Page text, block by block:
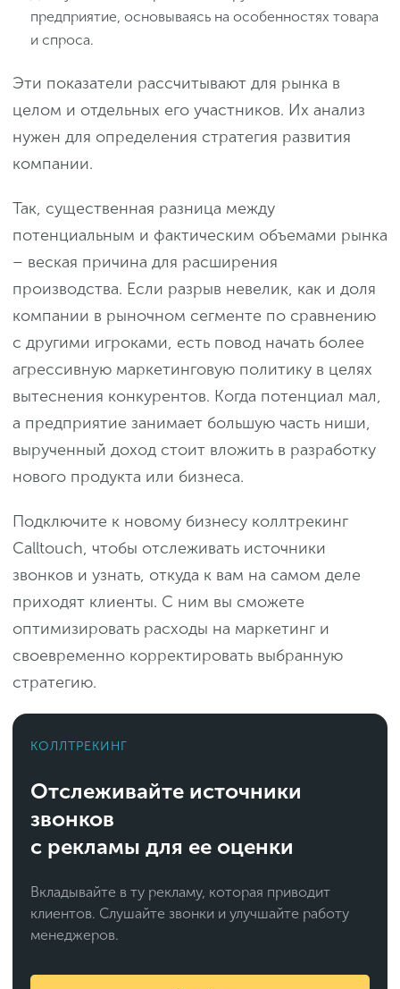
предприятие, основываясь на особенностях товара
и спроса.
Эти показатели рассчитывают для рынка в
целом и отдельных его участников. Их анализ
нужен для определения стратегия развития
компании.
Так, существенная разница между
потенциальным и фактическим объемами рынка
– веская причина для расширения
производства. Если разрыв невелик, как и доля
компании в рыночном сегменте по сравнению
с другими игроками, есть повод начать более
агрессивную маркетинговую политику в целях
вытеснения конкурентов. Когда потенциал мал,
а предприятие занимает большую часть ниши,
вырученный доход стоит вложить в разработку
нового продукта или бизнеса.
Подключите к новому бизнесу коллтрекинг
Calltouch, чтобы отслеживать источники
звонков и узнать, откуда к вам на самом деле
приходят клиенты. С ним вы сможете
оптимизировать расходы на маркетинг и
своевременно корректировать выбранную
стратегию.
КОЛЛТРЕКИНГ
Отслеживайте источники
звонков
с рекламы для ее оценки
Вкладывайте в ту рекламу, которая приводит
клиентов. Слушайте звонки и улучшайте работу
менеджеров.